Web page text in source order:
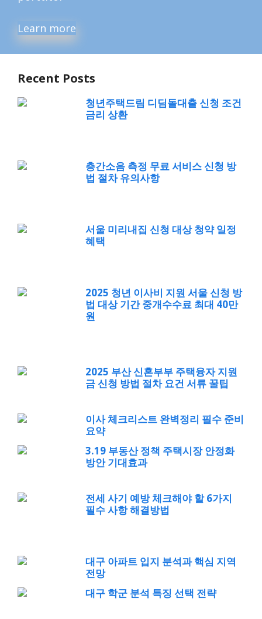
Learn more
Recent Posts
청년주택드림 디딤돌대출 신청 조건
금리 상환
층간소음 측정 무료 서비스 신청 방
법 절차 유의사항
서울 미리내집 신청 대상 청약 일정
혜택
2025 청년 이사비 지원 서울 신청 방
법 대상 기간 중개수수료 최대 40만
원
2025 부산 신혼부부 주택융자 지원
금 신청 방법 절차 요건 서류 꿀팁
이사 체크리스트 완벽정리 필수 준비
요약
3.19 부동산 정책 주택시장 안정화
방안 기대효과
전세 사기 예방 체크해야 할 6가지
필수 사항 해결방법
대구 아파트 입지 분석과 핵심 지역
전망
대구 학군 분석 특징 선택 전략